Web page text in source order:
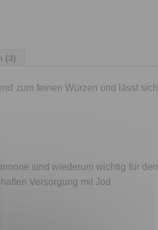
(3)
zum feinen Würzen und lässt sich
sind wiederum wichtig für den
Versorgung mit Jod